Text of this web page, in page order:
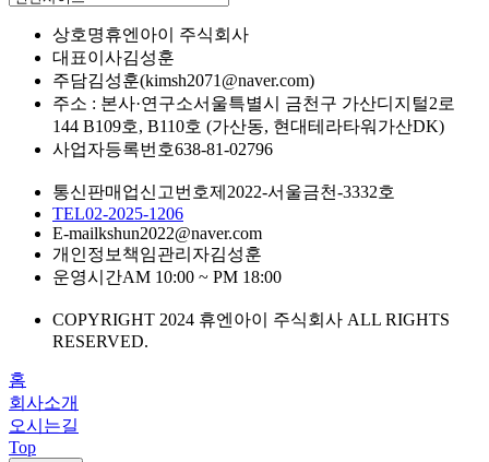
상호명휴엔아이 주식회사
대표이사김성훈
주담김성훈(kimsh2071@naver.com)
주소 : 본사·연구소서울특별시 금천구 가산디지털2로
144 B109호, B110호 (가산동, 현대테라타워가산DK)
사업자등록번호638-81-02796
통신판매업신고번호제2022-서울금천-3332호
TEL02-2025-1206
E-mailkshun2022@naver.com
개인정보책임관리자김성훈
운영시간AM 10:00 ~ PM 18:00
COPYRIGHT 2024 휴엔아이 주식회사 ALL RIGHTS
RESERVED.
홈
회사소개
오시는길
Top